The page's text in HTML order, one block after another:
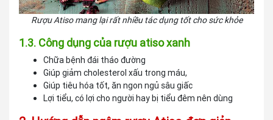
Rượu Atiso mang lại rất nhiều tác dụng tốt cho sức khỏe
1.3. Công dụng của rượu atiso xanh
Chữa bệnh đái tháo đường
Giúp giảm cholesterol xấu trong máu,
Giúp tiêu hóa tốt, ăn ngon ngủ sâu giấc
Lợi tiểu, có lợi cho người hay bị tiểu đêm nên dùng